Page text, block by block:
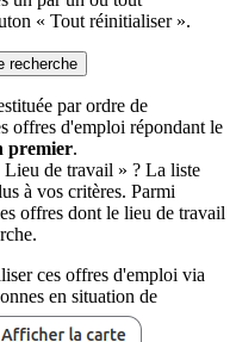
« Tout réinitialiser ».
recherche
par ordre de
offres d'emploi répondant le
premier.
Lieu de travail » ? La liste
à vos critères. Parmi
offres dont le lieu de travail
ces offres d'emploi via
en situation de